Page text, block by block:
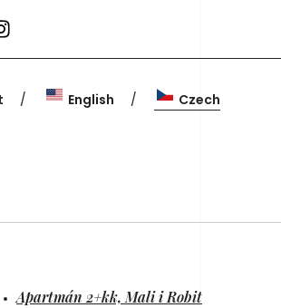
English Czech
Apartmán 2+kk, Mali i Robit